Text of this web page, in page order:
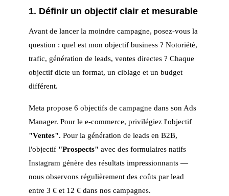
1. Définir un objectif clair et mesurable
Avant de lancer la moindre campagne, posez-vous la
question : quel est mon objectif business ? Notoriété,
trafic, génération de leads, ventes directes ? Chaque
objectif dicte un format, un ciblage et un budget
différent.
Meta propose 6 objectifs de campagne dans son Ads
Manager. Pour le e-commerce, privilégiez l'objectif
"Ventes". Pour la génération de leads en B2B,
l'objectif "Prospects" avec des formulaires natifs
Instagram génère des résultats impressionnants —
nous observons régulièrement des coûts par lead
entre 3 € et 12 € dans nos campagnes.